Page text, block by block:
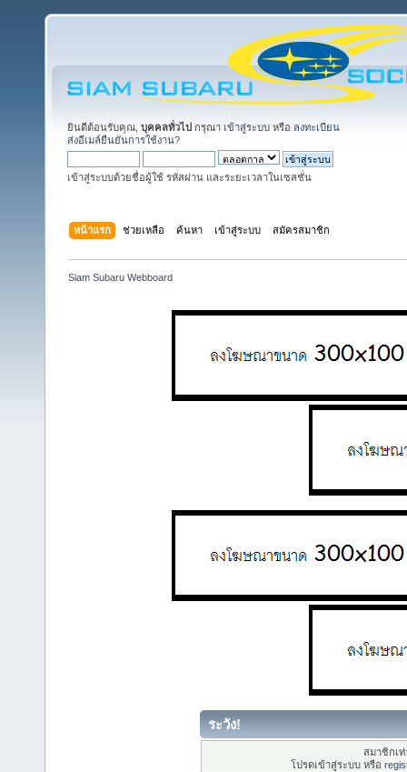
ยินดีต้อนรับคุณ, บุคคลทั่วไป กรุณา เข้าสู่ระบบ หรือ ลงทะเบียน
ส่งอีเมล์ยืนยันการใช้งาน?
เข้าสู่ระบบด้วยชื่อผู้ใช้ รหัสผ่าน และระยะเวลาในเซสชั่น
หน้าแรก ช่วยเหลือ ค้นหา เข้าสู่ระบบ สมัครสมาชิก
Siam Subaru Webboard
ระวัง!
สมาชิกเ
โปรดเข้าสู่ระบบ หรือ